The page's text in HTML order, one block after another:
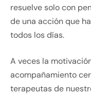
resuelve solo con
de una acción que
todos los días.
A veces la
acompañamiento
terapeutas de